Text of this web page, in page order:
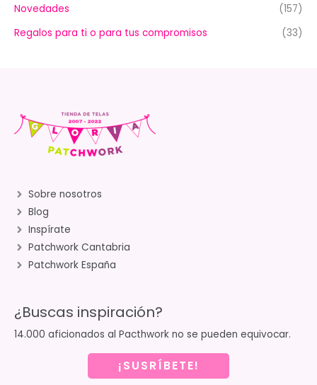
Novedades
(157)
Regalos para ti o para tus compromisos
(33)
Sobre nosotros
Blog
Inspírate
Patchwork Cantabria
Patchwork España
¿Buscas inspiración?
14.000 aficionados al Pacthwork no se pueden equivocar.
¡SUSRÍBETE!